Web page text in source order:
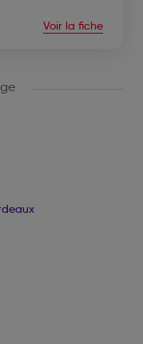
Voir la fiche